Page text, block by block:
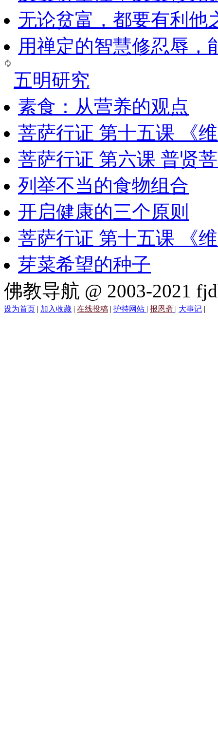
无论贫富，都要有利他
用禅定的智慧修忍辱，
五明研究
素食：从营养的观点
菩萨行证 第十五课 《
菩萨行证 第六课 普贤
列举不当的食物组合
开启健康的三个原则
菩萨行证 第十五课 《
芽菜希望的种子
佛教导航 @ 2003-2021
设为首页 | 加入收藏 | 在线投稿 | 护持网站 | 报恩斋 | 大事记 |